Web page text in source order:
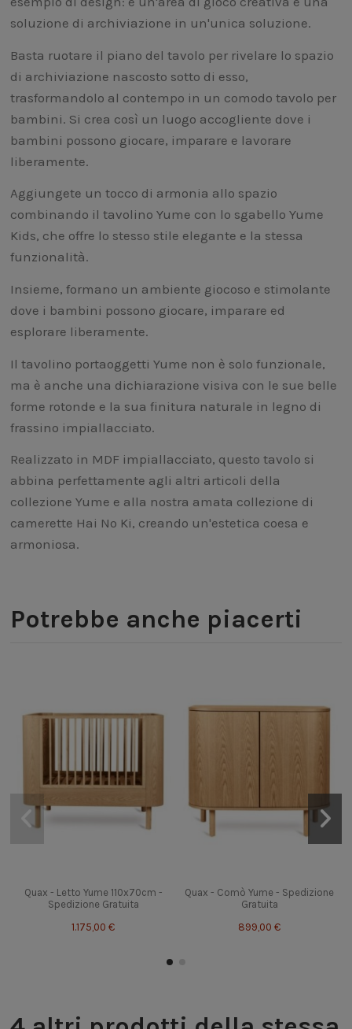
soluzione di archiviazione in un'unica soluzione.
Basta ruotare il piano del tavolo per rivelare lo spazio
di archiviazione nascosto sotto di esso,
trasformandolo al contempo in un comodo tavolo per
bambini. Si crea così un luogo accogliente dove i
bambini possono giocare, imparare e lavorare
liberamente.
Aggiungete un tocco di armonia allo spazio
combinando il tavolino Yume con lo sgabello Yume
Kids, che offre lo stesso stile elegante e la stessa
funzionalità.
Insieme, formano un ambiente giocoso e stimolante
dove i bambini possono giocare, imparare ed
esplorare liberamente.
Il tavolino portaoggetti Yume non è solo funzionale,
ma è anche una dichiarazione visiva con le sue belle
forme rotonde e la sua finitura naturale in legno di
frassino impiallacciato.
Realizzato in MDF impiallacciato, questo tavolo si
abbina perfettamente agli altri articoli della
collezione Yume e alla nostra amata collezione di
camerette Hai No Ki, creando un'estetica coesa e
armoniosa.
Potrebbe anche piacerti
Quax - Letto Yume 110x70cm -
Spedizione Gratuita
1.175,00 €
Quax - Comò Yume - Spedizione
Gratuita
899,00 €